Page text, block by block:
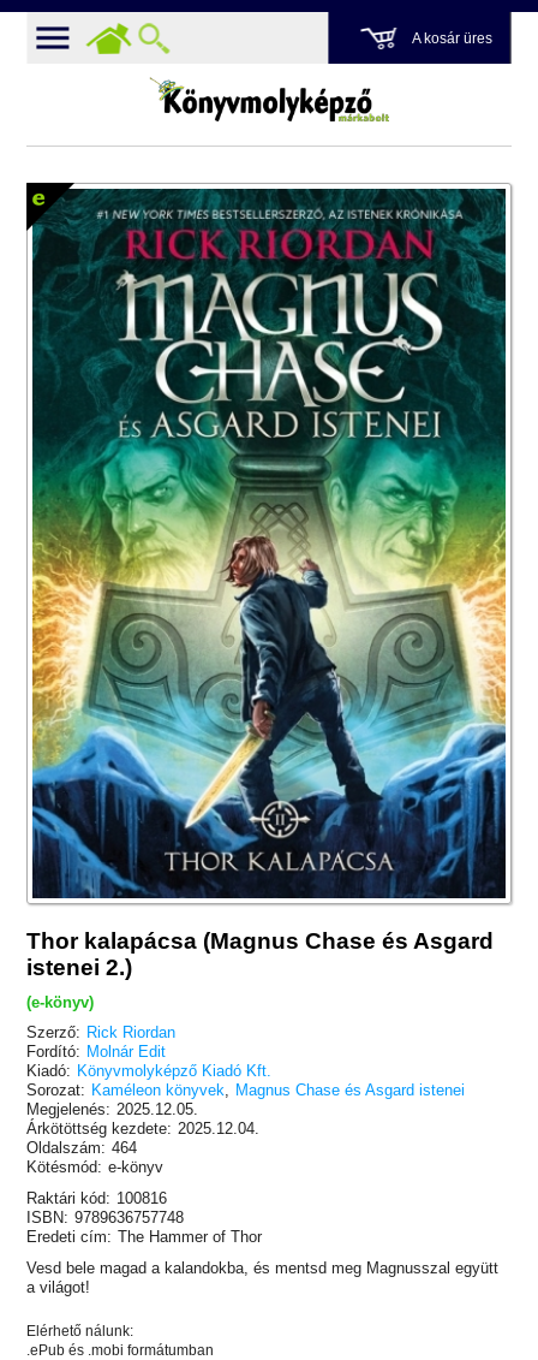
A kosár üres
Thor kalapácsa (Magnus Chase és Asgard
istenei 2.)
(e-könyv)
Szerző: Rick Riordan
Fordító: Molnár Edit
Kiadó: Könyvmolyképző Kiadó Kft.
Sorozat: Kaméleon könyvek
Magnus Chase és Asgard istenei
Megjelenés: 2025.12.05.
Árkötöttség kezdete: 2025.12.04.
Oldalszám: 464
Kötésmód: e-könyv
Raktári kód: 100816
ISBN: 9789636757748
Eredeti cím: The Hammer of Thor
Vesd bele magad a kalandokba, és mentsd meg Magnusszal együtt
a világot!
Elérhető nálunk:
.ePub és .mobi formátumban